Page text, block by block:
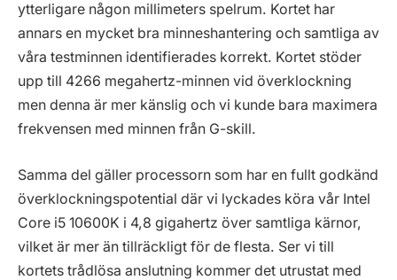
ytterligare någon millimeters spelrum. Kortet har
annars en mycket bra minneshantering och samtliga av
våra testminnen identifierades korrekt. Kortet stöder
upp till 4266 megahertz-minnen vid överklockning
men denna är mer känslig och vi kunde bara maximera
frekvensen med minnen från G-skill.
Samma del gäller processorn som har en fullt godkänd
överklockningspotential där vi lyckades köra vår Intel
Core i5 10600K i 4,8 gigahertz över samtliga kärnor,
vilket är mer än tillräckligt för de flesta. Ser vi till
kortets trådlösa anslutning kommer det utrustat med